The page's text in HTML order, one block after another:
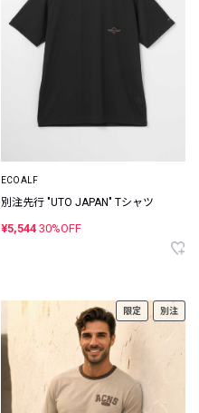
ECOALF
別注先行 "UTO JAPAN" Tシャツ
¥5,544 30%OFF
限定 別注